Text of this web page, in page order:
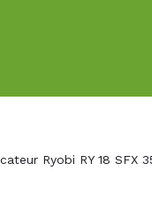
Ryobi RY 18 SFX